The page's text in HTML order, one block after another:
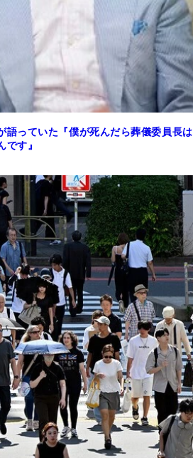
語っていた『僕が死んだら葬儀委員長は
です』